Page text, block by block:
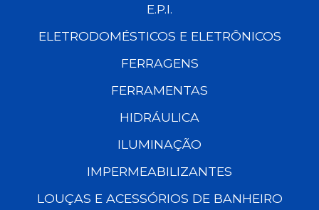
E.P.I.
ELETRODOMÉSTICOS E ELETRÔNICOS
FERRAGENS
FERRAMENTAS
HIDRÁULICA
ILUMINAÇÃO
IMPERMEABILIZANTES
LOUÇAS E ACESSÓRIOS DE BANHEIRO